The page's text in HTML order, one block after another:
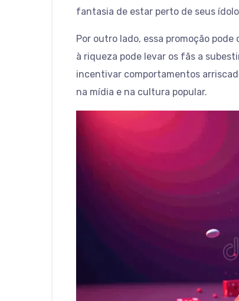
fantasia de estar perto de seus
Por outro lado, essa promoção
à riqueza pode levar os fãs a
incentivar comportamentos
na mídia e na cultura popular.